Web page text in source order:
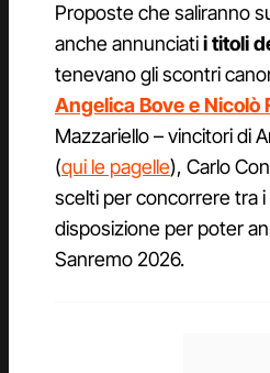
Proposte che saliranno
anche annunciatii titoli
tenevano gli scontri
Angelica Bove e Nicolò
Mazzariello – vincitori di
(qui le pagelle), Carlo
scelti per concorrere tra
disposizione per poter
Sanremo 2026.